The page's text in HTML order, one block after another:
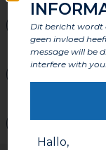
Dit bericht wordt
geen invloed
message will be
interfere with
Hallo,